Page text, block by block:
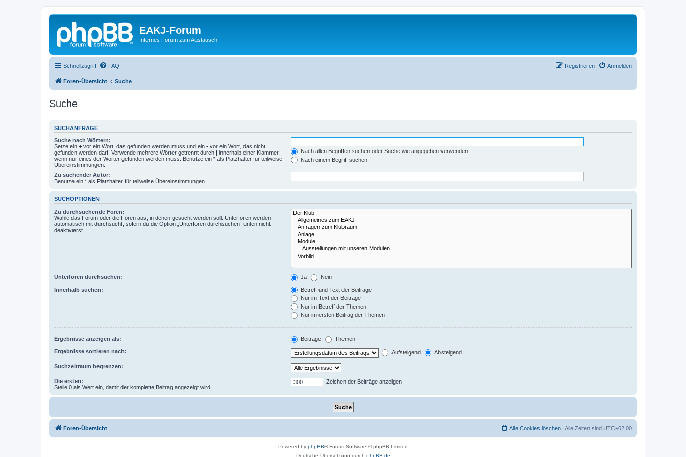
EAKJ-Forum
Internes Forum zum Austausch
Schnellzugriff FAQ Anmelden
Registrieren
Foren-Übersicht Suche
Suche
SUCHANFRAGE
Suche nach Wörtern:
Setze ein + vor ein Wort, das gefunden werden muss und ein - vor ein Wort, das nicht
gefunden werden darf. Verwende mehrere Wörter getrennt durch | innerhalb einer Klammer,
wenn nur eines der Wörter gefunden werden muss. Benutze ein * als Platzhalter für teilweise
Übereinstimmungen.
Nach allen Begriffen suchen oder Suche wie angegeben verwenden
Nach einem Begriff suchen
Zu suchender Autor:
Benutze ein * als Platzhalter für teilweise Übereinstimmungen.
SUCHOPTIONEN
Zu durchsuchende Foren:
Wähle das Forum oder die Foren aus, in denen gesucht werden soll. Unterforen werden
automatisch mit durchsucht, sofern du die Option „Unterforen durchsuchen“ unten nicht
deaktivierst.
Unterforen durchsuchen: Ja Nein
Innerhalb suchen:
Betreff und Text der Beiträge
Nur im Text der Beiträge
Nur im Betreff der Themen
Nur im ersten Beitrag der Themen
Ergebnisse anzeigen als: Beiträge Themen
Ergebnisse sortieren nach: Aufsteigend Absteigend
Suchzeitraum begrenzen:
Die ersten:
Stelle 0 als Wert ein, damit der komplette Beitrag angezeigt wird.
Zeichen der Beiträge anzeigen
Foren-Übersicht Alle Zeiten sind UTC+02:00
Alle Cookies löschen
Powered by phpBB® Forum Software © phpBB Limited
Deutsche Übersetzung durch phpBB.de